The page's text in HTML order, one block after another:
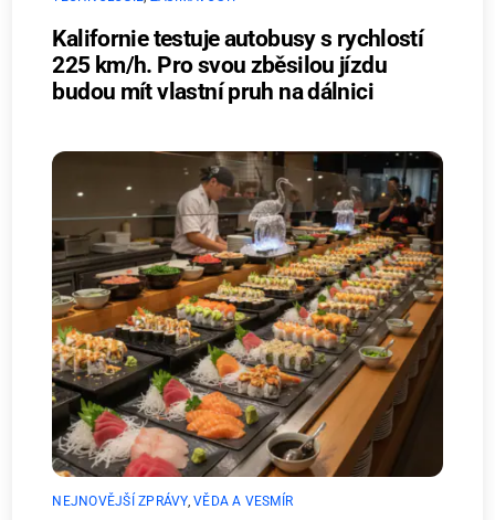
Kalifornie testuje autobusy s rychlostí
225 km/h. Pro svou zběsilou jízdu
budou mít vlastní pruh na dálnici
NEJNOVĚJŠÍ ZPRÁVY,VĚDA A VESMÍR